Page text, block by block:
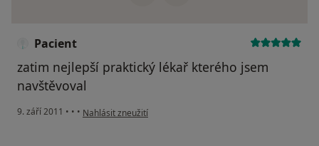
Pacient
zatim nejlepší praktický lékař kterého jsem
navštěvoval
9. září 2011 • • • podle názoru uživatele Pacient
Nahlásit zneužití